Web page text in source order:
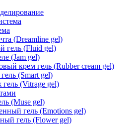
(Dreamline gel)
гель (Fluid gel)
(Jam gel)
крем гель (Rubber cream gel)
(Smart gel)
(Vitrage gel)
(Muse gel)
гель (Emotions gel)
гель (Flower gel)